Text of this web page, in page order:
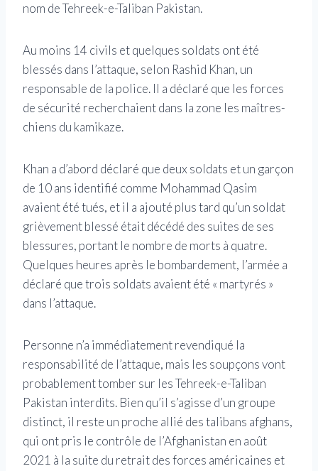
nom de Tehreek-e-Taliban Pakistan.
Au moins 14 civils et quelques soldats ont été
blessés dans l’attaque, selon Rashid Khan, un
responsable de la police. Il a déclaré que les forces
de sécurité recherchaient dans la zone les maîtres-
chiens du kamikaze.
Khan a d’abord déclaré que deux soldats et un garçon
de 10 ans identifié comme Mohammad Qasim
avaient été tués, et il a ajouté plus tard qu’un soldat
grièvement blessé était décédé des suites de ses
blessures, portant le nombre de morts à quatre.
Quelques heures après le bombardement, l’armée a
déclaré que trois soldats avaient été « martyrés »
dans l’attaque.
Personne n’a immédiatement revendiqué la
responsabilité de l’attaque, mais les soupçons vont
probablement tomber sur les Tehreek-e-Taliban
Pakistan interdits. Bien qu’il s’agisse d’un groupe
distinct, il reste un proche allié des talibans afghans,
qui ont pris le contrôle de l’Afghanistan en août
2021 à la suite du retrait des forces américaines et